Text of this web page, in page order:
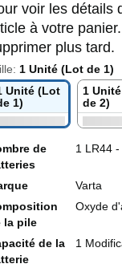
voir les détails
à votre
plus tard.
1 Unité (Lot de 1)
Unité (Lot
1)
1
de 2)
de
1 LR44
Varta
la pile
Oxyde
de la
1